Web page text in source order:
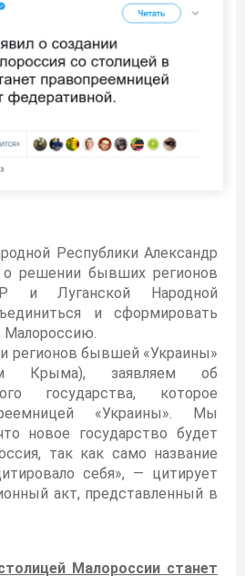
Республики Александр
о решении бывших регионов
Луганской Народной
и сформировать
Малороссию.
регионов бывшей «Украины»
Крыма), заявляем об
государства, которое
«Украины». Мы
новое государство будет
так как само название
себя», — цитирует
акт, представленный в
Малороссии станет